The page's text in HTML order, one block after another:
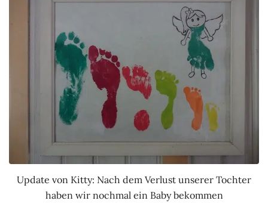
Update von Kitty: Nach dem Verlust unserer Tochter
haben wir nochmal ein Baby bekommen